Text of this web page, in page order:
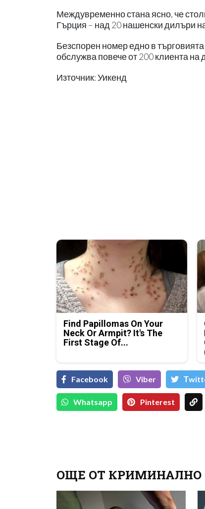
Междувременно стана ясно, че
Гърция – над 20 нашенски дилъри
Безспорен номер едно в
обслужва повече от 200 клиента на
Източник: Уикенд
Find Papillomas On Your
Neck Or Armpit? It's The
First Stage Of...
Facebook Viber
Whatsapp Pinterest
ОЩЕ ОТ КРИМИНАЛНО